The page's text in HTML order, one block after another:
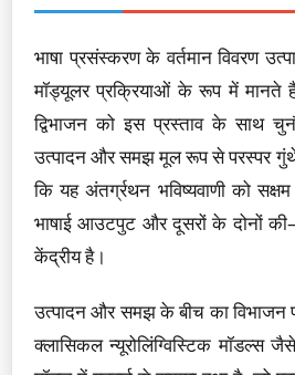
भाषा प्रसंस्करण के वर्तमान विवरण
मॉड्यूलर प्रक्रियाओं के रूप में मानते
द्विभाजन को इस प्रस्ताव के साथ
उत्पादन और समझ मूल रूप से परस्पर
कि यह अंतर्ग्रथन भविष्यवाणी को
भाषाई आउटपुट और दूसरों के दोनों
केंद्रीय है।
उत्पादन और समझ के बीच का विभाजन
क्लासिकल न्यूरोलिंग्विस्टिक मॉडल्स जैसे